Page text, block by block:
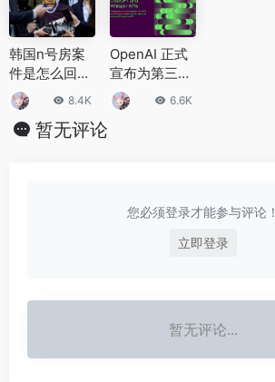
韩国n号房案
件是怎么回
事？韩国n号
房案件是怎么
发现的？
8.4K
OpenAI 正式
宣布为第三方
开发者开放 C
hatGPT API
6.6K
暂无评论
您必须登录才能参与评论！
立即登录
暂无评论...